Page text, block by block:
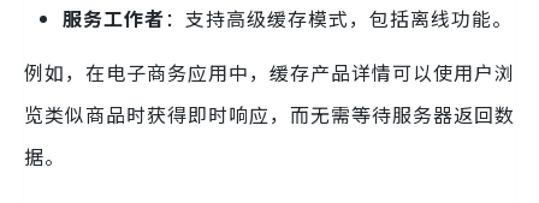
服务工作者：支持高级缓存模式，包括离线功能。
例如，在电子商务应用中，缓存产品详情可以使用户浏
览类似商品时获得即时响应，而无需等待服务器返回数
据。